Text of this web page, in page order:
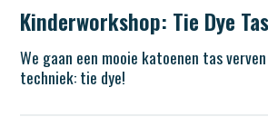
Kinderworkshop: Tie Dye Tas
We gaan een mooie katoenen tas
techniek: tie dye!